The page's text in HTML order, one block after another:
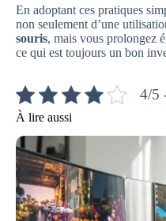
En adoptant ces pratiques
non seulement d’une
souris, mais vous prolongez
ce qui est toujours un bon
4/5
À lire aussi